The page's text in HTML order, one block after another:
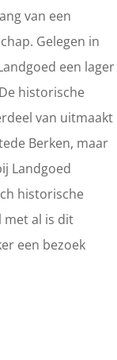
van een
Gelegen in
een lager
historische
van uitmaakt
Berken, maar
Landgoed
historische
met al is dit
een bezoek